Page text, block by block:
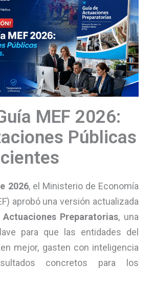
MEF 2026:
Públicas
2026, el Ministerio de Economía
aprobó una versión actualizada
Preparatorias, una
para que las entidades del
mejor, gasten con inteligencia
concretos para los